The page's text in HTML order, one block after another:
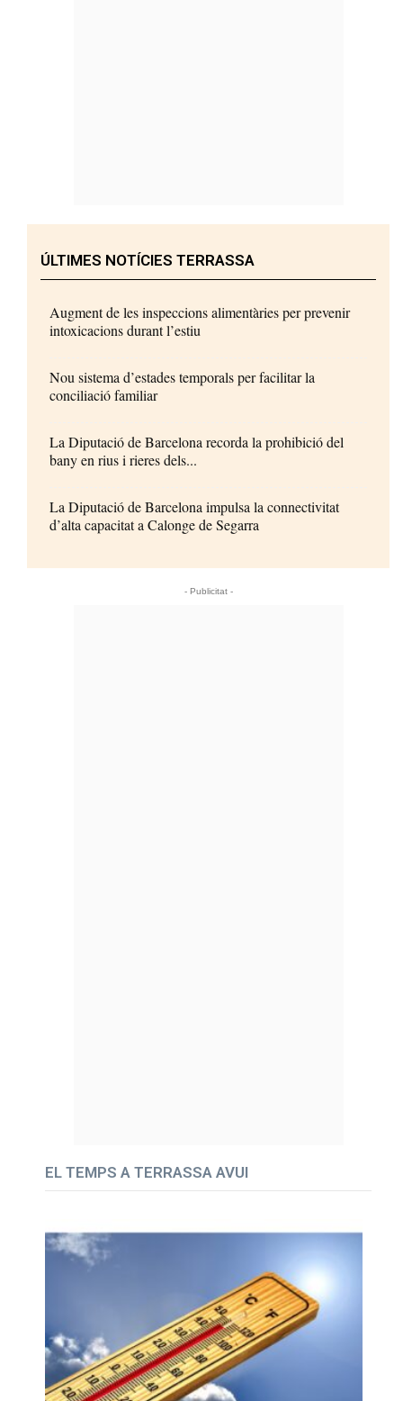
ÚLTIMES NOTÍCIES TERRASSA
Augment de les inspeccions alimentàries per prevenir
intoxicacions durant l’estiu
Nou sistema d’estades temporals per facilitar la
conciliació familiar
La Diputació de Barcelona recorda la prohibició del
bany en rius i rieres dels...
La Diputació de Barcelona impulsa la connectivitat
d’alta capacitat a Calonge de Segarra
- Publicitat -
EL TEMPS A TERRASSA AVUI